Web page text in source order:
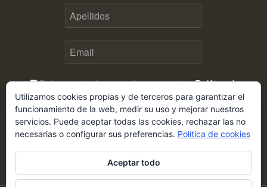
Debes estar de acuerdo con nuestraPolítica de
privacidad antes de enviar este formulario
Utilizamos cookies propias y de terceros para garantizar el
funcionamiento de la web, medir su uso y mejorar nuestros
servicios. Puede aceptar todas las cookies, rechazar las no
necesarias o configurar sus preferencias. Política de cookies
Aceptar todo